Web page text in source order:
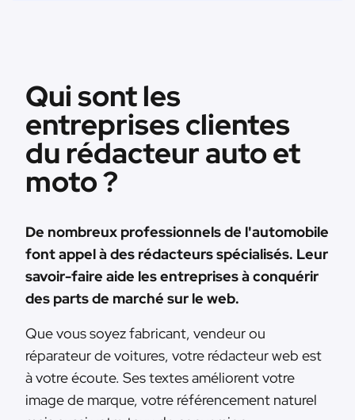
Qui sont les
entreprises clientes
du rédacteur auto et
moto ?
De nombreux professionnels de l'automobile
font appel à des rédacteurs spécialisés. Leur
savoir-faire aide les entreprises à conquérir
des parts de marché sur le web.
Que vous soyez fabricant, vendeur ou
réparateur de voitures, votre rédacteur web est
à votre écoute. Ses textes améliorent votre
image de marque, votre référencement naturel